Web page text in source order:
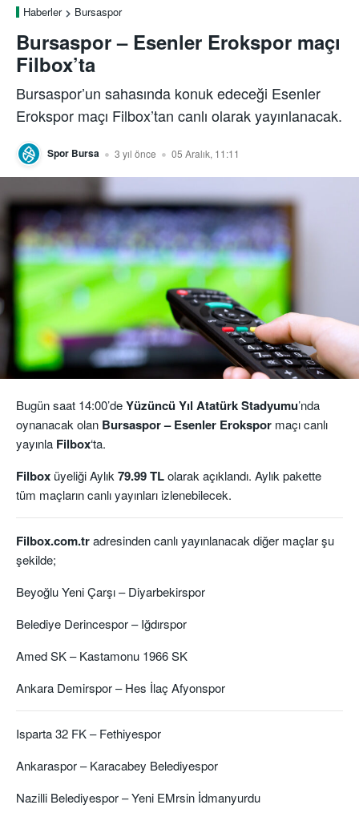
Haberler Bursaspor
Bursaspor – Esenler Erokspor maçı
Filbox’ta
Bursaspor’un sahasında konuk edeceği Esenler
Erokspor maçı Filbox’tan canlı olarak yayınlanacak.
Spor Bursa 3 yıl önce 05 Aralık, 11:11
Bugün saat 14:00’deYüzüncü Yıl Atatürk Stadyumu’nda
oynanacak olan Bursaspor – Esenler Erokspor maçı canlı
yayınla Filbox‘ta.
Filbox üyeliği Aylık 79.99 TLolarak açıklandı. Aylık pakette
tüm maçların canlı yayınları izlenebilecek.
Filbox.com.tradresinden canlı yayınlanacak diğer maçlar şu
şekilde;
Beyoğlu Yeni Çarşı – Diyarbekirspor
Belediye Derincespor – Iğdırspor
Amed SK – Kastamonu 1966 SK
Ankara Demirspor – Hes İlaç Afyonspor
Isparta 32 FK – Fethiyespor
Ankaraspor – Karacabey Belediyespor
Nazilli Belediyespor – Yeni EMrsin İdmanyurdu